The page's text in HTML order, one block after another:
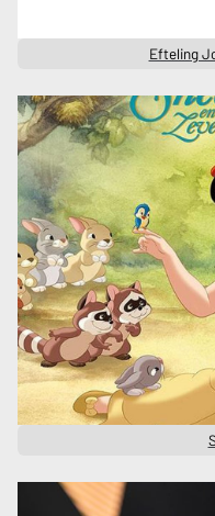
Efteling